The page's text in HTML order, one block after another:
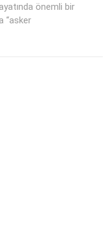
önemli bir
“asker